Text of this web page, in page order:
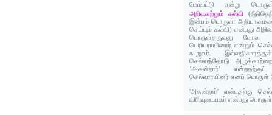
மேம்பட்டு என்று
அறிவகற்றும் கல்வி
இன்பம் பொருள்:
செய்யும் கல்வி) என்பது
பொருள்தருவது போல.
பெரியராயினார் என்றும்
கூறுவர்.
செல்வத்தோடு
‘அகன்றார்’
செல்வராயினர் எனப் பொருள்
'அகன்றார்' என்பதற்கு
விரிவுடையவர் என்பது